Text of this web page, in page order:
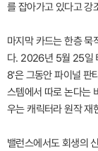
를 잡아가고 있다고 강
마지막 카드는 한층 묵
다. 2026년 5월 25일
8'은 그동안 파이널 판
스템에서 따로 논다는
우는 캐릭터라 원작 재
밸런스에서도 회생의